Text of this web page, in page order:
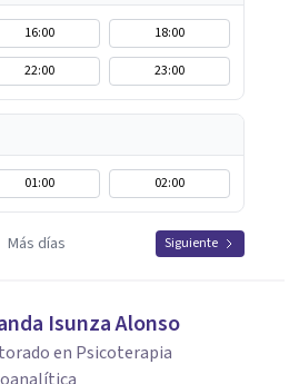
16:00
18:00
22:00 23:00
01:00 02:00
Más días Siguiente
Isunza Alonso
en Psicoterapia